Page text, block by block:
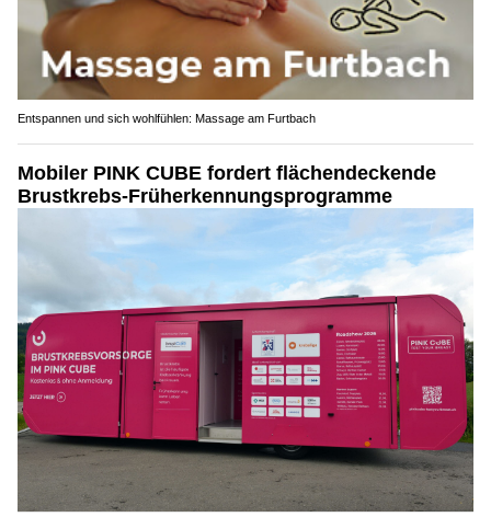
Entspannen und sich wohlfühlen: Massage am Furtbach
Mobiler PINK CUBE fordert flächendeckende
Brustkrebs-Früherkennungsprogramme